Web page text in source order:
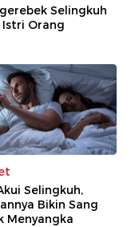
Selingkuh
Orang
Selingkuh,
Bikin Sang
Menyangka